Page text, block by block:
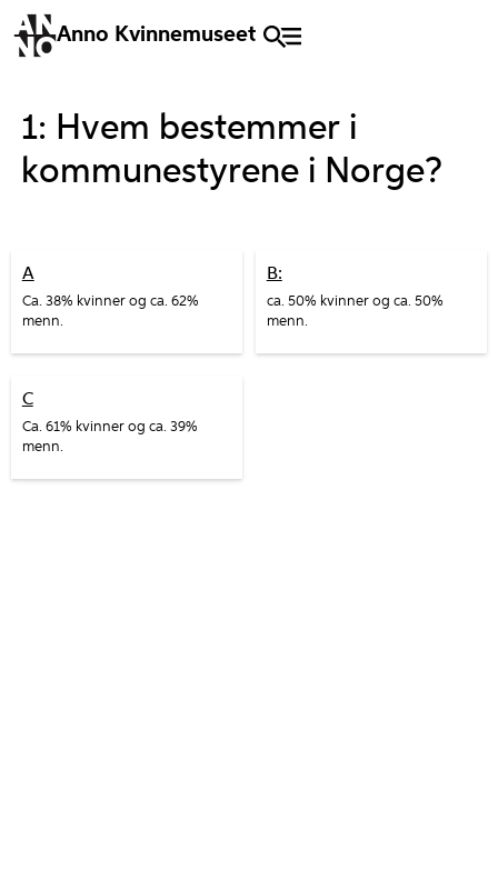
Anno Kvinnemuseet
1: Hvem bestemmer i
kommunestyrene i Norge?
A
Ca. 38% kvinner og ca. 62%
menn.
B:
ca. 50% kvinner og ca. 50%
menn.
C
Ca. 61% kvinner og ca. 39%
menn.